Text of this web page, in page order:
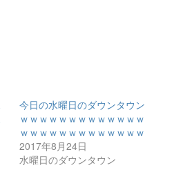
今日の水曜日のダウンタウン
ｗｗｗｗｗｗｗｗｗｗｗｗｗ
ｗｗｗｗｗｗｗｗｗｗｗｗｗ
2017年8月24日
水曜日のダウンタウン